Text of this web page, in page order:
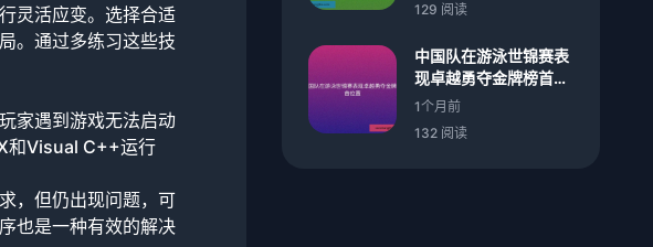
灵活应变。选择合适
。通过多练习这些技
家遇到游戏无法启动
和Visual C++运行
，但仍出现问题，可
也是一种有效的解决
129 阅读
中国队在游泳世锦赛表
现卓越勇夺金牌榜首位
置
1个月前
132 阅读